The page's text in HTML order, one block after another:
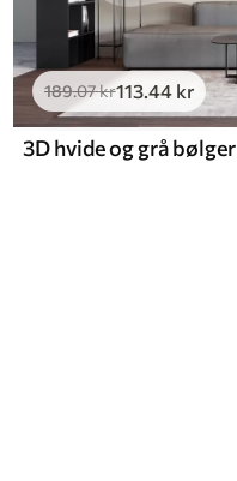
189.07kr113.44 kr
3D hvide og grå bølger